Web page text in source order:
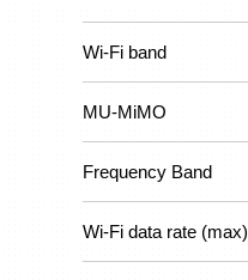
Wi-Fi band
MU-MiMO
Frequency Band
Wi-Fi data rate (max)